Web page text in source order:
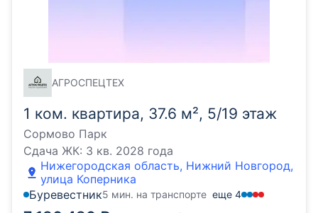
1 ком. квартира, 37.6 м², 5/19 этаж
Сормово Парк
Сдача ЖК: 3 кв. 2028 года
Нижегородская область, Нижний Новгород,
улица Коперника
Буревестник5 мин. на транспорте еще 4
АГРОСПЕЦТЕХ